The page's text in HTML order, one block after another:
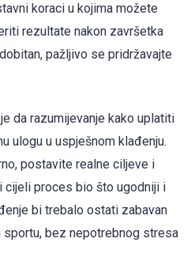
koraci u kojima možete
rezultate nakon završetka
pažljivo se pridržavajte
da razumijevanje kako uplatiti
ulogu u uspješnom klađenju.
postavite realne ciljeve i
cijeli proces bio što ugodniji i
bi trebalo ostati zabavan
sportu, bez nepotrebnog stresa